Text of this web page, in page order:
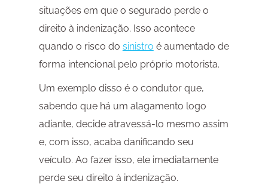
situações em que o segurado perde o
direito à indenização. Isso acontece
quando o risco do sinistro é aumentado de
forma intencional pelo próprio motorista.
Um exemplo disso é o condutor que,
sabendo que há um alagamento logo
adiante, decide atravessá-lo mesmo assim
e, com isso, acaba danificando seu
veículo. Ao fazer isso, ele imediatamente
perde seu direito à indenização.